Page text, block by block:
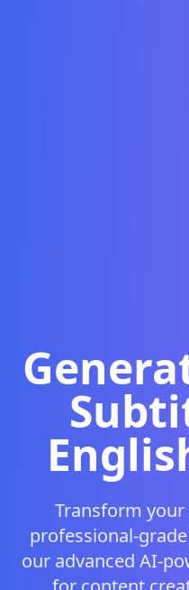
Transform
professional-
our advanced AI-